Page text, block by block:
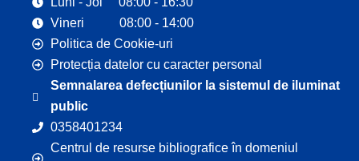
Vineri 08:00 - 14:00
Politica de Cookie-uri
Protecția datelor cu caracter personal
Semnalarea defecțiunilor la sistemul de iluminat
public
0358401234
Centrul de resurse bibliografice în domeniul